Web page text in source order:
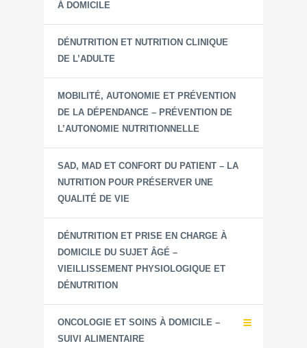
À DOMICILE
DÉNUTRITION ET NUTRITION CLINIQUE
DE L’ADULTE
MOBILITÉ, AUTONOMIE ET PRÉVENTION
DE LA DÉPENDANCE – PRÉVENTION DE
L’AUTONOMIE NUTRITIONNELLE
SAD, MAD ET CONFORT DU PATIENT – LA
NUTRITION POUR PRÉSERVER UNE
QUALITÉ DE VIE
DÉNUTRITION ET PRISE EN CHARGE À
DOMICILE DU SUJET ÂGÉ –
VIEILLISSEMENT PHYSIOLOGIQUE ET
DÉNUTRITION
ONCOLOGIE ET SOINS À DOMICILE –
SUIVI ALIMENTAIRE